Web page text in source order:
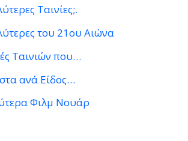
Ταινίες;.
του 21ου Αιώνα
Ταινιών που…
ανά Είδος…
Φιλμ Νουάρ